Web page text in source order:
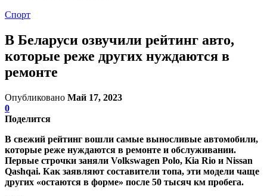
Спорт
В Беларуси озвучили рейтинг авто,
которые реже других нуждаются в
ремонте
Опубликовано Май 17, 2023
0
Поделится
В свежий рейтинг вошли самые выносливые автомобили,
которые реже нуждаются в ремонте и обслуживании.
Первые строчки заняли Volkswagen Polo, Kia Rio и Nissan
Qashqai. Как заявляют составители топа, эти модели чаще
других «остаются в форме» после 50 тысяч км пробега.